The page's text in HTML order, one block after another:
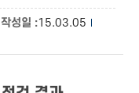
15.03.05